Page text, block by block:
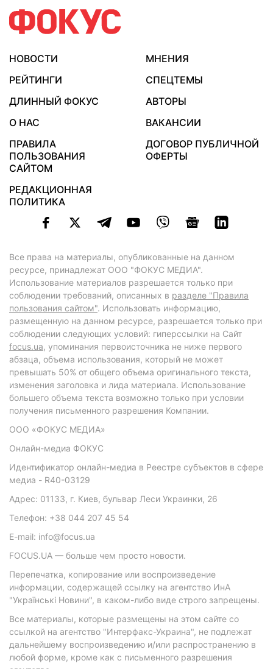
НОВОСТИ
МНЕНИЯ
РЕЙТИНГИ
СПЕЦТЕМЫ
ДЛИННЫЙ ФОКУС
АВТОРЫ
О НАС
ВАКАНСИИ
ПРАВИЛА
ПОЛЬЗОВАНИЯ
САЙТОМ
ДОГОВОР ПУБЛИЧНОЙ
ОФЕРТЫ
РЕДАКЦИОННАЯ
ПОЛИТИКА
Все права на материалы, опубликованные на данном
ресурсе, принадлежат ООО "ФОКУС МЕДИА".
Использование материалов разрешается только при
соблюдении требований, описанных в разделе "Правила
пользования сайтом". Использовать информацию,
размещенную на данном ресурсе, разрешается только при
соблюдении следующих условий: гиперссылки на Сайт
focus.ua, упоминания первоисточника не ниже первого
абзаца, объема использования, который не может
превышать 50% от общего объема оригинального текста,
изменения заголовка и лида материала. Использование
большего объема текста возможно только при условии
получения письменного разрешения Компании.
ООО «ФОКУС МЕДИА»
Онлайн-медиа ФОКУС
Идентификатор онлайн-медиа в Реестре субъектов в сфере
медиа - R40-03129
Адрес: 01133, г. Киев, бульвар Леси Украинки, 26
Телефон: +38 044 207 45 54
E-mail: info@focus.ua
FOCUS.UA — больше чем просто новости.
Перепечатка, копирование или воспроизведение
информации, содержащей ссылку на агентство ИнА
"Українські Новини", в каком-либо виде строго запрещены.
Все материалы, которые размещены на этом сайте со
ссылкой на агентство "Интерфакс-Украина", не подлежат
дальнейшему воспроизведению и/или распространению в
любой форме, кроме как с письменного разрешения